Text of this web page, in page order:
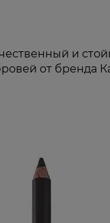
и
от бренда